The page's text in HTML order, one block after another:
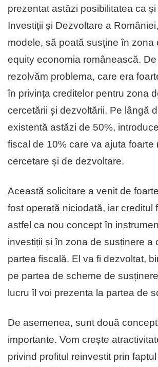
prezentat astăzi posibilitatea ca
Investiții și Dezvoltare a
modele, să poată susține în zona
equity economia românească.
rezolvăm problema, care era
în privința creditelor pentru zona
cercetării și dezvoltării. Pe lângă
existentă astăzi de 50%,
fiscal de 10% care va ajuta foarte
cercetare și de dezvoltare.
Această solicitare a venit de
fost operată niciodată, iar creditul
astfel ca nou concept în
investiții și în zona de susținere a
partea fiscală. El va fi dezvoltat,
pe partea de scheme de
lucru îl voi prezenta la partea de
De asemenea, sunt două
importante. Vom crește
privind profitul reinvestit prin